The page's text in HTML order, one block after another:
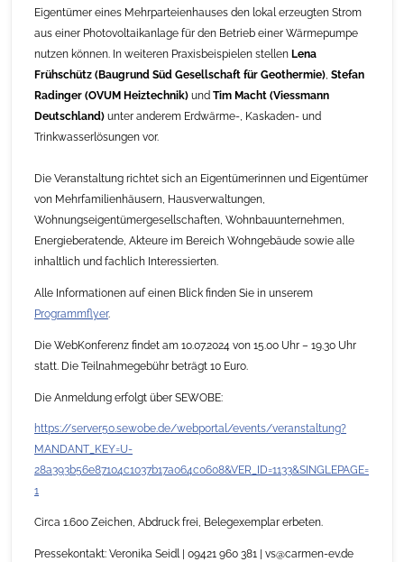
Eigentümer eines Mehrparteienhauses den lokal erzeugten Strom
aus einer Photovoltaikanlage für den Betrieb einer Wärmepumpe
nutzen können. In weiteren Praxisbeispielen stellen Lena
Frühschütz (Baugrund Süd Gesellschaft für Geothermie),Stefan
Radinger (OVUM Heiztechnik) undTim Macht (Viessmann
Deutschland) unter anderem Erdwärme-, Kaskaden- und
Trinkwasserlösungen vor.
Die Veranstaltung richtet sich an Eigentümerinnen und Eigentümer
von Mehrfamilienhäusern, Hausverwaltungen,
Wohnungseigentümergesellschaften, Wohnbauunternehmen,
Energieberatende, Akteure im Bereich Wohngebäude sowie alle
inhaltlich und fachlich Interessierten.
Alle Informationen auf einen Blick finden Sie in unserem
Programmflyer.
Die WebKonferenz findet am 10.07.2024 von 15.00 Uhr – 19.30 Uhr
statt. Die Teilnahmegebühr beträgt 10 Euro.
Die Anmeldung erfolgt über SEWOBE:
https://server50.sewobe.de/webportal/events/veranstaltung?
MANDANT_KEY=U-
28a393b56e87104c1037b17a064c0608&VER_ID=1133&SINGLEPAGE=
1
Circa 1.600 Zeichen, Abdruck frei, Belegexemplar erbeten.
Pressekontakt: Veronika Seidl | 09421 960 381 | vs@carmen-ev.de